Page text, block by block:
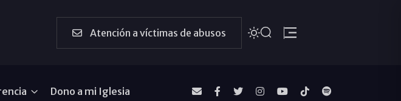
Atención a víctimas de abusos
Dono a mi Iglesia